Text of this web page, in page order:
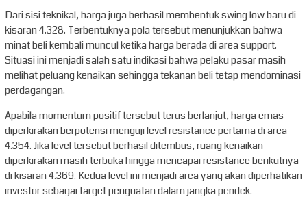
Dari sisi teknikal, harga juga berhasil membentuk swing low baru di
kisaran 4.328. Terbentuknya pola tersebut menunjukkan bahwa
minat beli kembali muncul ketika harga berada di area support.
Situasi ini menjadi salah satu indikasi bahwa pelaku pasar masih
melihat peluang kenaikan sehingga tekanan beli tetap mendominasi
perdagangan.
Apabila momentum positif tersebut terus berlanjut, harga emas
diperkirakan berpotensi menguji level resistance pertama di area
4.354. Jika level tersebut berhasil ditembus, ruang kenaikan
diperkirakan masih terbuka hingga mencapai resistance berikutnya
di kisaran 4.369. Kedua level ini menjadi area yang akan diperhatikan
investor sebagai target penguatan dalam jangka pendek.